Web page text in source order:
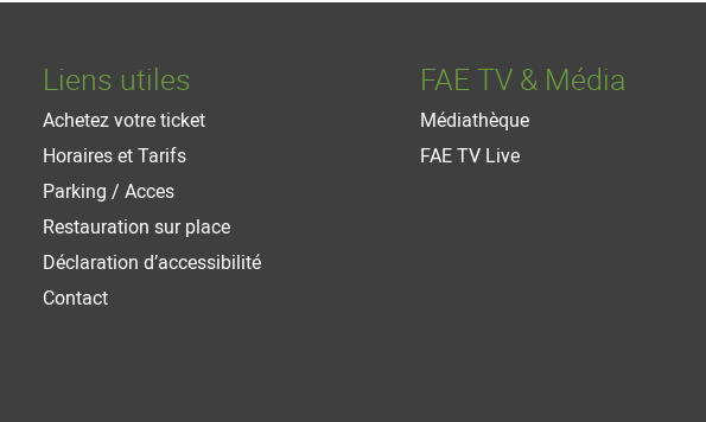
Liens utiles
Achetez votre ticket
Horaires et Tarifs
Parking / Acces
Restauration sur place
Déclaration d’accessibilité
Contact
FAE TV & Média
Médiathèque
FAE TV Live